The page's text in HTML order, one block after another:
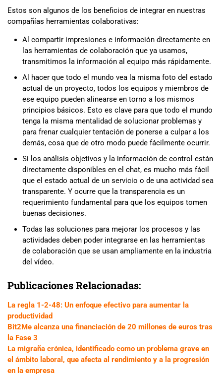
Estos son algunos de los beneficios de integrar en nuestras
compañías herramientas colaborativas:
Al compartir impresiones e información directamente en
las herramientas de colaboración que ya usamos,
transmitimos la información al equipo más rápidamente.
Al hacer que todo el mundo vea la misma foto del estado
actual de un proyecto, todos los equipos y miembros de
ese equipo pueden alinearse en torno a los mismos
principios básicos. Esto es clave para que todo el mundo
tenga la misma mentalidad de solucionar problemas y
para frenar cualquier tentación de ponerse a culpar a los
demás, cosa que de otro modo puede fácilmente ocurrir.
Si los análisis objetivos y la información de control están
directamente disponibles en el chat, es mucho más fácil
que el estado actual de un servicio o de una actividad sea
transparente. Y ocurre que la transparencia es un
requerimiento fundamental para que los equipos tomen
buenas decisiones.
Todas las soluciones para mejorar los procesos y las
actividades deben poder integrarse en las herramientas
de colaboración que se usan ampliamente en la industria
del vídeo.
Publicaciones Relacionadas:
La regla 1-2-48: Un enfoque efectivo para aumentar la
productividad
Bit2Me alcanza una financiación de 20 millones de euros tras
la Fase 3
La migraña crónica, identificado como un problema grave en
el ámbito laboral, que afecta al rendimiento y a la progresión
en la empresa